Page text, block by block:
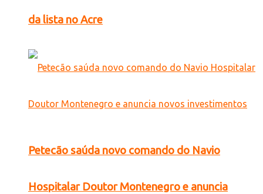
da lista no Acre
Petecão saúda novo comando do Navio
Hospitalar Doutor Montenegro e anuncia